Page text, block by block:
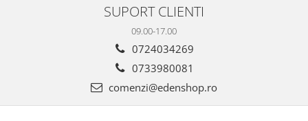
SUPORT CLIENTI
09.00-17.00
0724034269
0733980081
comenzi@edenshop.ro